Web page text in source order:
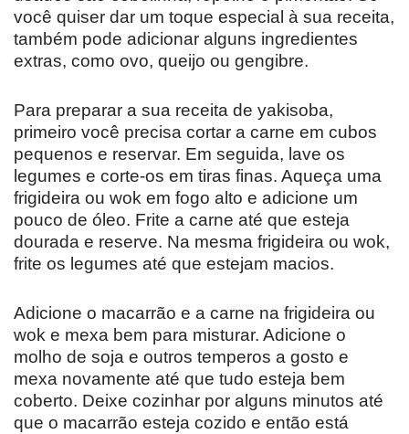
você quiser dar um toque especial à sua receita,
também pode adicionar alguns ingredientes
extras, como ovo, queijo ou gengibre.
Para preparar a sua receita de yakisoba,
primeiro você precisa cortar a carne em cubos
pequenos e reservar. Em seguida, lave os
legumes e corte-os em tiras finas. Aqueça uma
frigideira ou wok em fogo alto e adicione um
pouco de óleo. Frite a carne até que esteja
dourada e reserve. Na mesma frigideira ou wok,
frite os legumes até que estejam macios.
Adicione o macarrão e a carne na frigideira ou
wok e mexa bem para misturar. Adicione o
molho de soja e outros temperos a gosto e
mexa novamente até que tudo esteja bem
coberto. Deixe cozinhar por alguns minutos até
que o macarrão esteja cozido e então está